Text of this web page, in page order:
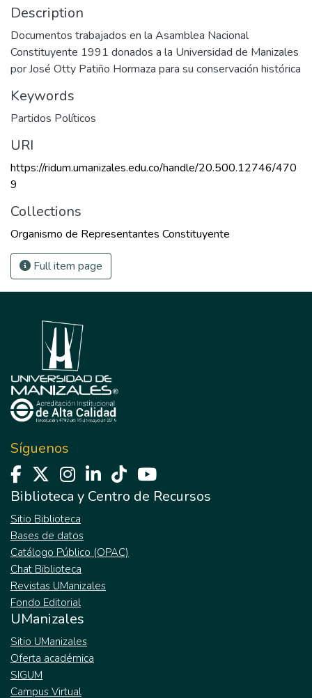
Description
Documentos trabajados en la Asamblea Nacional
Constituyente 1991 donados a la Universidad de Manizales
por José Otty Patiño Hormaza para su conservación histórica
Keywords
Partidos Políticos
URI
https://ridum.umanizales.edu.co/handle/20.500.12746/470
9
Collections
Organismo de Representantes Constituyente
Full item page
Síguenos
Biblioteca y Centro de Recursos
Sitio Biblioteca
Bases de datos
Catálogo Público (OPAC)
Chat Biblioteca
Revistas UManizales
Fondo Editorial
UManizales
Sitio UManizales
Oferta académica
SIGUM
Campus Virtual